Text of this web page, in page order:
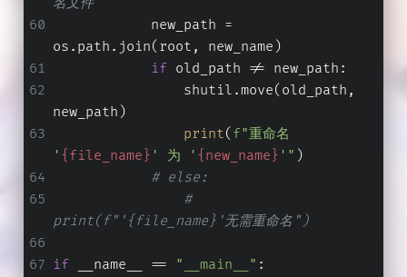
os.path.join(root, new_name)
if old_path != new_path:
new_path)
print( f"重命名
' {file_name} ' 为 ' {new_name} '" )
# else:
#
print(f"'{file_name}'无需重命名")
if __name__ == "__main__" :